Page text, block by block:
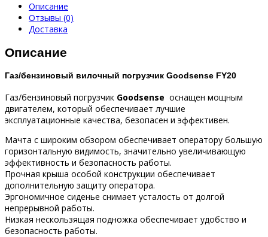
Описание
Отзывы (0)
Доставка
Описание
Газ/бензиновый вилочный погрузчик Goodsense FY20
Газ/бензиновый погрузчик Goodsense оснащен мощным
двигателем, который обеспечивает лучшие
эксплуатационные качества, безопасен и эффективен.
Мачта с широким обзором обеспечивает оператору большую
горизонтальную видимость, значительно увеличивающую
эффективность и безопасность работы.
Прочная крыша особой конструкции обеспечивает
дополнительную защиту оператора.
Эргономичное сиденье снимает усталость от долгой
непрерывной работы.
Низкая нескользящая подножка обеспечивает удобство и
безопасность работы.